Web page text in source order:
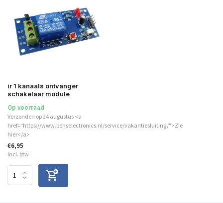
ir 1 kanaals ontvanger
schakelaar module
Op voorraad
Verzonden op 24 augustus <a
href="https://www.benselectronics.nl/service/vakantiesluiting/">Zie
hier</a>
€6,95
Incl. btw